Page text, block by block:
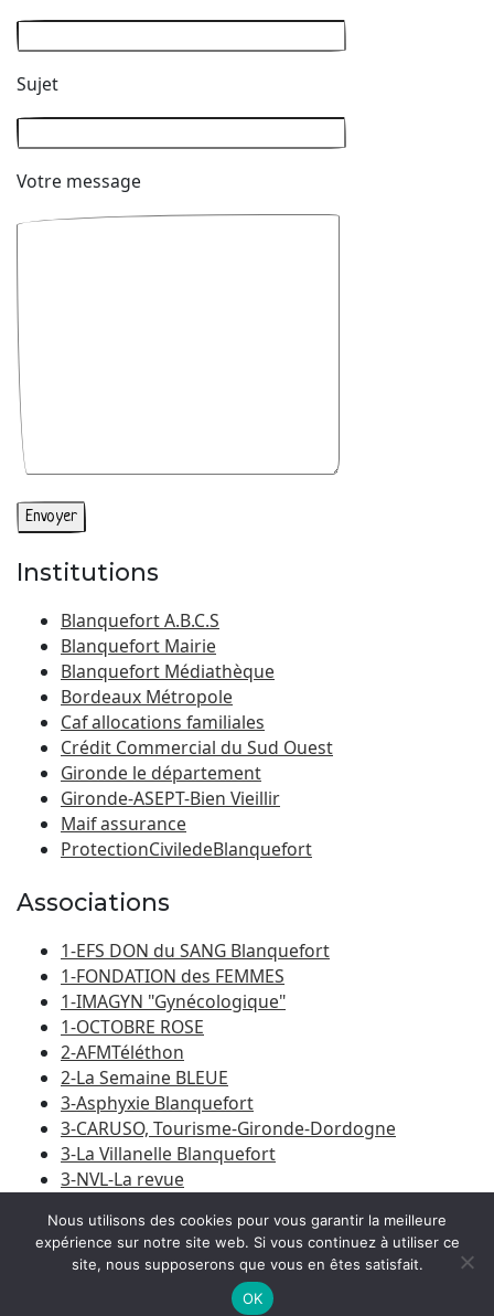
Sujet
Votre message
Institutions
Blanquefort A.B.C.S
Blanquefort Mairie
Blanquefort Médiathèque
Bordeaux Métropole
Caf allocations familiales
Crédit Commercial du Sud Ouest
Gironde le département
Gironde-ASEPT-Bien Vieillir
Maif assurance
ProtectionCiviledeBlanquefort
Associations
1-EFS DON du SANG Blanquefort
1-FONDATION des FEMMES
1-IMAGYN "Gynécologique"
1-OCTOBRE ROSE
2-AFMTéléthon
2-La Semaine BLEUE
3-Asphyxie Blanquefort
3-CARUSO, Tourisme-Gironde-Dordogne
3-La Villanelle Blanquefort
3-NVL-La revue
© 2026Amicale Laïque Blanquefort-Caychac |Bootstrap
Nous utilisons des cookies pour vous garantir la meilleure
expérience sur notre site web. Si vous continuez à utiliser ce
site, nous supposerons que vous en êtes satisfait.
OK